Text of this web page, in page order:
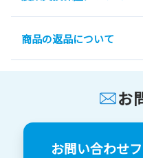
商品の返品について
お
お問い合わせ